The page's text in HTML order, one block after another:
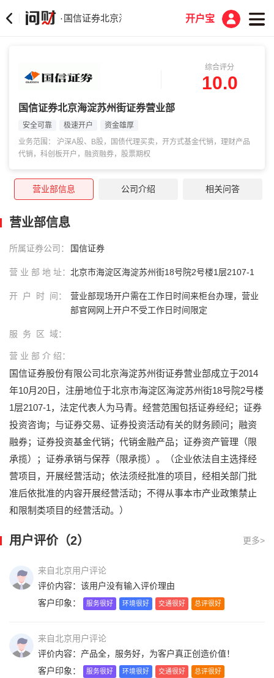
· 国信证券北京海淀苏州街证券营业部
开户宝
综合评分
10.0
国信证券北京海淀苏州街证券营业部
安全可靠 极速开户
资金雄厚
业务范围： 沪深A股、B股，国债代理买卖，开方式基金代销，理财产品
代销，科创板开户，融资融券，股票期权
营业部信息 公司介绍 相关问答
营业部信息
所属证券公司： 国信证券
营 业 部 地 址： 北京市海淀区海淀苏州街18号院2号楼1层2107-1
开 户 时 间：
营业部现场开户需在工作日时间来柜台办理，营业
部官网网上开户不受工作日时间限定
服 务 区 域：
营 业 部 介 绍：
国信证券股份有限公司北京海淀苏州街证券营业部成立于2014
年10月20日，注册地位于北京市海淀区海淀苏州街18号院2号楼
1层2107-1，法定代表人为马青。经营范围包括证券经纪；证券
投资咨询；与证券交易、证券投资活动有关的财务顾问；融资
融券；证券投资基金代销；代销金融产品；证券资产管理（限
承揽）；证券承销与保荐（限承揽）。（企业依法自主选择经
营项目，开展经营活动；依法须经批准的项目，经相关部门批
准后依批准的内容开展经营活动；不得从事本市产业政策禁止
和限制类项目的经营活动。）
用户评价（2） 更多>
来自北京用户评论
评价内容：该用户没有输入评价理由
客户印象：
服务很好 环境很好 交通很好 总评很好
来自北京用户评论
评价内容：产品全，服务好，为客户真正创造价值！
客户印象：
服务很好 环境很好 交通很好 总评很好